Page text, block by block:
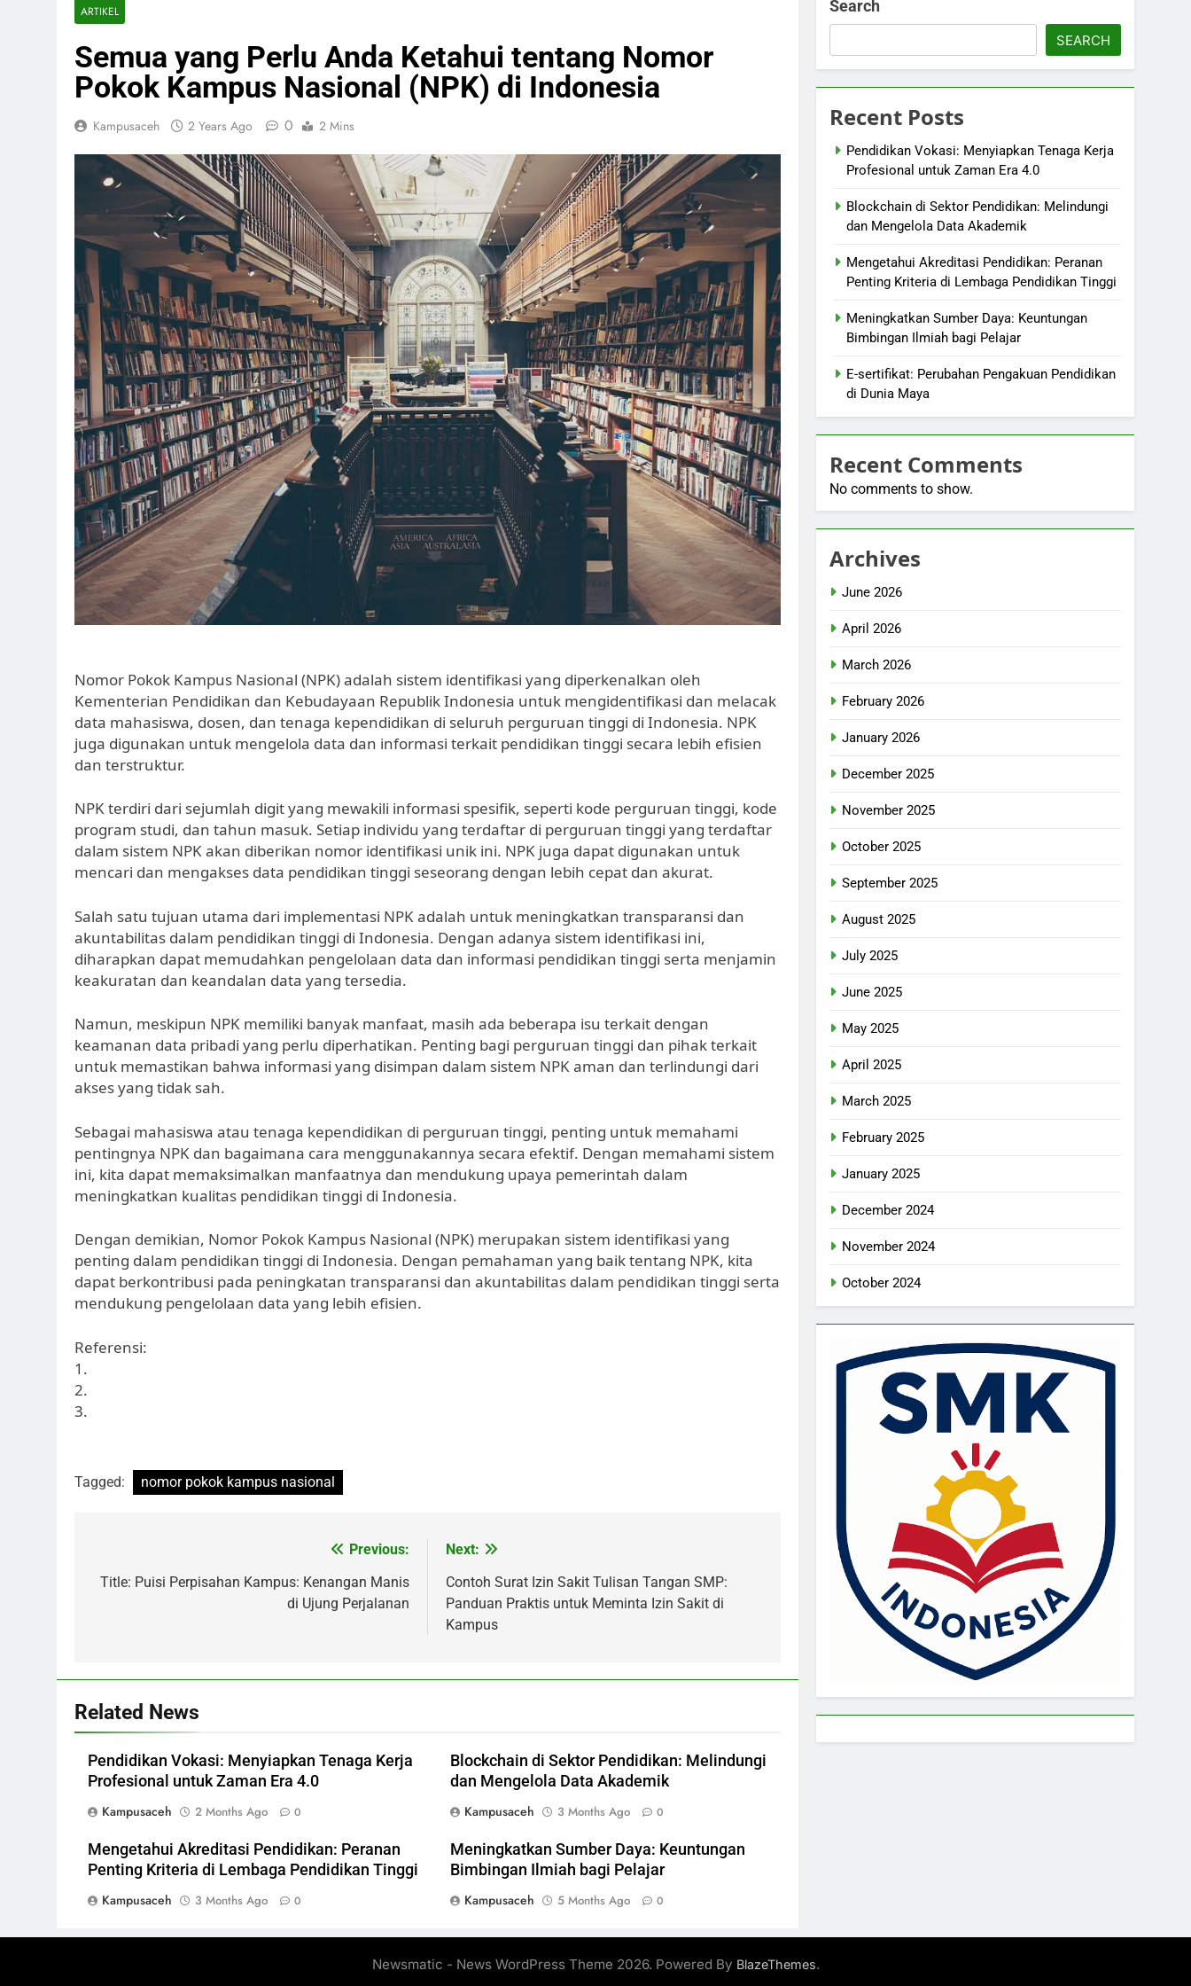
ARTIKEL
Semua yang Perlu Anda Ketahui tentang Nomor
Pokok Kampus Nasional (NPK) di Indonesia
Kampusaceh 2 Years Ago 0 2 Mins
Nomor Pokok Kampus Nasional (NPK) adalah sistem identifikasi yang diperkenalkan oleh
Kementerian Pendidikan dan Kebudayaan Republik Indonesia untuk mengidentifikasi dan melacak
data mahasiswa, dosen, dan tenaga kependidikan di seluruh perguruan tinggi di Indonesia. NPK
juga digunakan untuk mengelola data dan informasi terkait pendidikan tinggi secara lebih efisien
dan terstruktur.
NPK terdiri dari sejumlah digit yang mewakili informasi spesifik, seperti kode perguruan tinggi, kode
program studi, dan tahun masuk. Setiap individu yang terdaftar di perguruan tinggi yang terdaftar
dalam sistem NPK akan diberikan nomor identifikasi unik ini. NPK juga dapat digunakan untuk
mencari dan mengakses data pendidikan tinggi seseorang dengan lebih cepat dan akurat.
Salah satu tujuan utama dari implementasi NPK adalah untuk meningkatkan transparansi dan
akuntabilitas dalam pendidikan tinggi di Indonesia. Dengan adanya sistem identifikasi ini,
diharapkan dapat memudahkan pengelolaan data dan informasi pendidikan tinggi serta menjamin
keakuratan dan keandalan data yang tersedia.
Namun, meskipun NPK memiliki banyak manfaat, masih ada beberapa isu terkait dengan
keamanan data pribadi yang perlu diperhatikan. Penting bagi perguruan tinggi dan pihak terkait
untuk memastikan bahwa informasi yang disimpan dalam sistem NPK aman dan terlindungi dari
akses yang tidak sah.
Sebagai mahasiswa atau tenaga kependidikan di perguruan tinggi, penting untuk memahami
pentingnya NPK dan bagaimana cara menggunakannya secara efektif. Dengan memahami sistem
ini, kita dapat memaksimalkan manfaatnya dan mendukung upaya pemerintah dalam
meningkatkan kualitas pendidikan tinggi di Indonesia.
Dengan demikian, Nomor Pokok Kampus Nasional (NPK) merupakan sistem identifikasi yang
penting dalam pendidikan tinggi di Indonesia. Dengan pemahaman yang baik tentang NPK, kita
dapat berkontribusi pada peningkatan transparansi dan akuntabilitas dalam pendidikan tinggi serta
mendukung pengelolaan data yang lebih efisien.
Referensi:
1.
2.
3.
Tagged: nomor pokok kampus nasional
navigation
Previous:
Title: Puisi Perpisahan Kampus: Kenangan Manis
di Ujung Perjalanan
Next:
Contoh Surat Izin Sakit Tulisan Tangan SMP:
Panduan Praktis untuk Meminta Izin Sakit di
Kampus
Related News
Pendidikan Vokasi: Menyiapkan Tenaga Kerja
Profesional untuk Zaman Era 4.0
Kampusaceh
2 Months Ago 0
Blockchain di Sektor Pendidikan: Melindungi
dan Mengelola Data Akademik
Kampusaceh
3 Months Ago 0
Mengetahui Akreditasi Pendidikan: Peranan
Penting Kriteria di Lembaga Pendidikan Tinggi
Kampusaceh
3 Months Ago 0
Meningkatkan Sumber Daya: Keuntungan
Bimbingan Ilmiah bagi Pelajar
Kampusaceh
5 Months Ago 0
Search
SEARCH
Recent Posts
Pendidikan Vokasi: Menyiapkan Tenaga Kerja
Profesional untuk Zaman Era 4.0
Blockchain di Sektor Pendidikan: Melindungi
dan Mengelola Data Akademik
Mengetahui Akreditasi Pendidikan: Peranan
Penting Kriteria di Lembaga Pendidikan Tinggi
Meningkatkan Sumber Daya: Keuntungan
Bimbingan Ilmiah bagi Pelajar
E-sertifikat: Perubahan Pengakuan Pendidikan
di Dunia Maya
Recent Comments
No comments to show.
Archives
June 2026
April 2026
March 2026
February 2026
January 2026
December 2025
November 2025
October 2025
September 2025
August 2025
July 2025
June 2025
May 2025
April 2025
March 2025
February 2025
January 2025
December 2024
November 2024
October 2024
Newsmatic - News WordPress Theme 2026. Powered By BlazeThemes.